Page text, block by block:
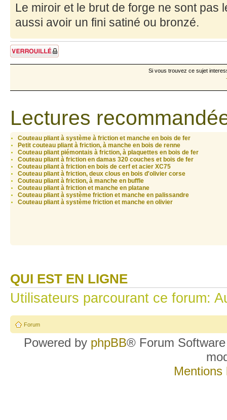
Le miroir et le brut de forge ne sont pas
aussi avoir un fini satiné ou bronzé.
Sujet verrouillé
Si vous trouvez ce sujet
Lectures
Couteau pliant à système à friction et manche en bois de fer
Petit couteau pliant à friction, à manche en bois de renne
Couteau pliant piémontais à friction, à plaquettes en bois de fer
Couteau pliant à friction en damas 320 couches et bois de fer
Couteau pliant à friction en bois de cerf et acier XC75
Couteau pliant à friction, deux clous en bois d'olivier corse
Couteau pliant à friction, à manche en buffle
Couteau pliant à friction et manche en platane
Couteau pliant à système friction et manche en palissandre
Couteau pliant à système friction et manche en olivier
QUI EST EN LIGNE
Utilisateurs parcourant ce forum:
Forum
Powered by phpBB® Forum
Mentions